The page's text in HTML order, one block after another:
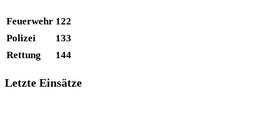
Feuerwehr 122
Polizei
133
Rettung
144
Letzte Einsätze